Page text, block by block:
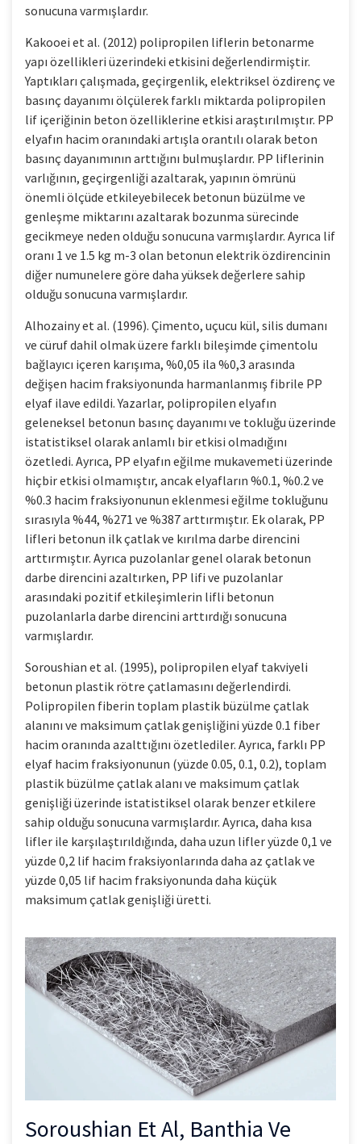
sonucuna varmışlardır.
Kakooei et al. (2012) polipropilen liflerin betonarme
yapı özellikleri üzerindeki etkisini değerlendirmiştir.
Yaptıkları çalışmada, geçirgenlik, elektriksel özdirenç ve
basınç dayanımı ölçülerek farklı miktarda polipropilen
lif içeriğinin beton özelliklerine etkisi araştırılmıştır. PP
elyafın hacim oranındaki artışla orantılı olarak beton
basınç dayanımının arttığını bulmuşlardır. PP liflerinin
varlığının, geçirgenliği azaltarak, yapının ömrünü
önemli ölçüde etkileyebilecek betonun büzülme ve
genleşme miktarını azaltarak bozunma sürecinde
gecikmeye neden olduğu sonucuna varmışlardır. Ayrıca lif
oranı 1 ve 1.5 kg m-3 olan betonun elektrik özdirencinin
diğer numunelere göre daha yüksek değerlere sahip
olduğu sonucuna varmışlardır.
Alhozainy et al. (1996). Çimento, uçucu kül, silis dumanı
ve cüruf dahil olmak üzere farklı bileşimde çimentolu
bağlayıcı içeren karışıma, %0,05 ila %0,3 arasında
değişen hacim fraksiyonunda harmanlanmış fibrile PP
elyaf ilave edildi. Yazarlar, polipropilen elyafın
geleneksel betonun basınç dayanımı ve tokluğu üzerinde
istatistiksel olarak anlamlı bir etkisi olmadığını
özetledi. Ayrıca, PP elyafın eğilme mukavemeti üzerinde
hiçbir etkisi olmamıştır, ancak elyafların %0.1, %0.2 ve
%0.3 hacim fraksiyonunun eklenmesi eğilme tokluğunu
sırasıyla %44, %271 ve %387 arttırmıştır. Ek olarak, PP
lifleri betonun ilk çatlak ve kırılma darbe direncini
arttırmıştır. Ayrıca puzolanlar genel olarak betonun
darbe direncini azaltırken, PP lifi ve puzolanlar
arasındaki pozitif etkileşimlerin lifli betonun
puzolanlarla darbe direncini arttırdığı sonucuna
varmışlardır.
Soroushian et al. (1995), polipropilen elyaf takviyeli
betonun plastik rötre çatlamasını değerlendirdi.
Polipropilen fiberin toplam plastik büzülme çatlak
alanını ve maksimum çatlak genişliğini yüzde 0.1 fiber
hacim oranında azalttığını özetlediler. Ayrıca, farklı PP
elyaf hacim fraksiyonunun (yüzde 0.05, 0.1, 0.2), toplam
plastik büzülme çatlak alanı ve maksimum çatlak
genişliği üzerinde istatistiksel olarak benzer etkilere
sahip olduğu sonucuna varmışlardır. Ayrıca, daha kısa
lifler ile karşılaştırıldığında, daha uzun lifler yüzde 0,1 ve
yüzde 0,2 lif hacim fraksiyonlarında daha az çatlak ve
yüzde 0,05 lif hacim fraksiyonunda daha küçük
maksimum çatlak genişliği üretti.
Soroushian Et Al, Banthia Ve